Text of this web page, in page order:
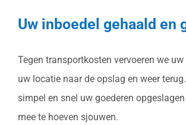
Uw inboedel gehaald en
Tegen transportkosten vervoeren we
uw locatie naar de opslag en weer
simpel en snel uw goederen
mee te hoeven sjouwen.